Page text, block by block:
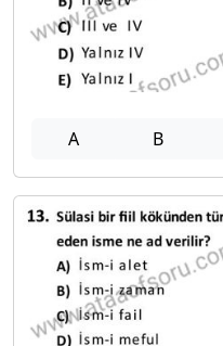
A B